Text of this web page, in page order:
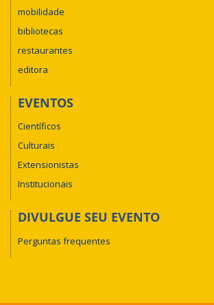
mobilidade
bibliotecas
restaurantes
editora
EVENTOS
Científicos
Culturais
Extensionistas
Institucionais
DIVULGUE SEU EVENTO
Perguntas frequentes